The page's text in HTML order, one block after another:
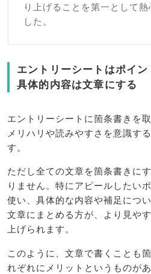
り上げることを第一として
した。
エントリーシートはポイ
具体的内容は文章にする
エントリーシートに箇条書きを
メリハリや読みやすさを意識す
す。
ただし全ての文章を箇条書きに
りません。特にアピールしたい
使い、具体的な内容や補足につ
文章にまとめる方が、より見や
上げられます。
このように、文章で書くことも
れぞれにメリットというものが